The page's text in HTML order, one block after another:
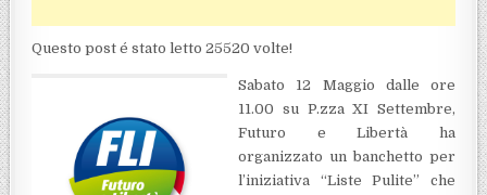
Questo post é stato letto 25520 volte!
Sabato 12 Maggio dalle ore
11.00 su P.zza XI Settembre,
Futuro e Libertà ha
organizzato un banchetto per
l’iniziativa “Liste Pulite” che